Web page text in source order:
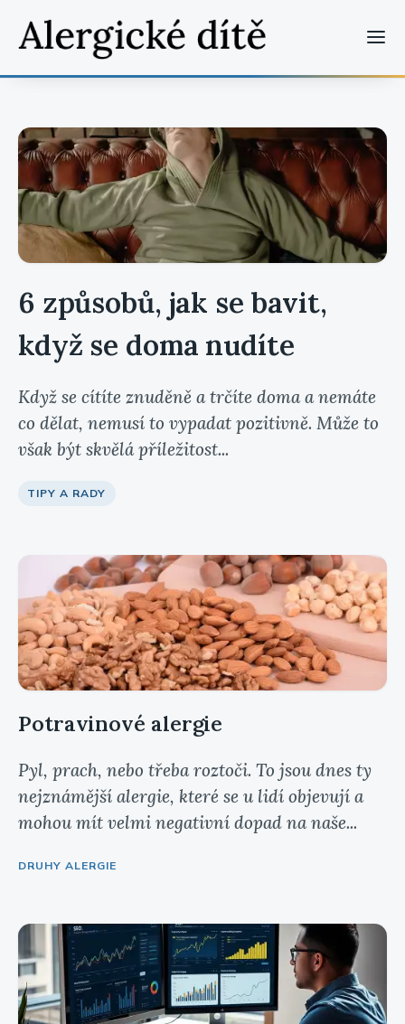
6 způsobů, jak se bavit,
když se doma nudíte
Když se cítíte znuděně a trčíte doma a nemáte
co dělat, nemusí to vypadat pozitivně. Může to
však být skvělá příležitost...
TIPY A RADY
Potravinové alergie
Pyl, prach, nebo třeba roztoči. To jsou dnes ty
nejznámější alergie, které se u lidí objevují a
mohou mít velmi negativní dopad na naše...
DRUHY ALERGIE